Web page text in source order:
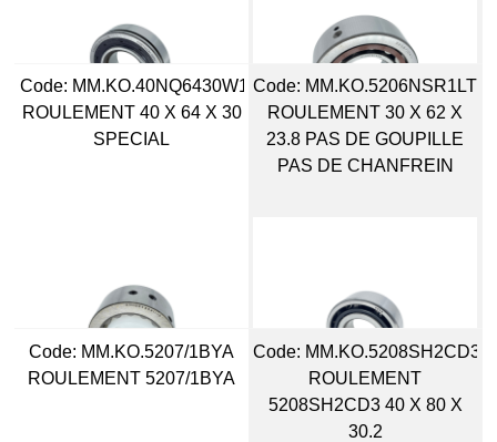
Code: MM.KO.40NQ6430W1S
ROULEMENT 40 X 64 X 30
SPECIAL
Code:
ROULEMENT 30 X 62 X
23.8 PAS DE GOUPILLE
PAS DE CHANFREIN
Code: MM.KO.5207/1BYA
ROULEMENT 5207/1BYA
Code: MM.KO.5208SH2CD3
ROULEMENT
5208SH2CD3 40 X 80 X
30.2